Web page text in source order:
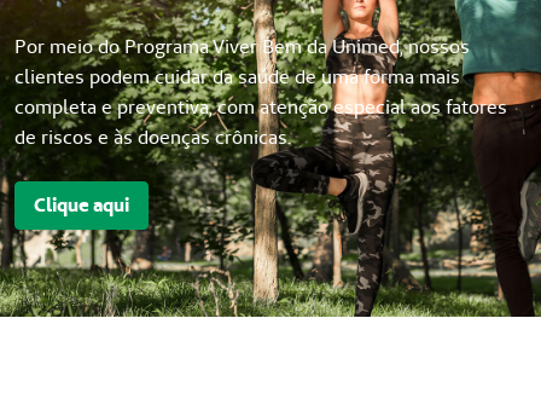
Por meio do Programa Viver Bem da Unimed, nossos
clientes podem cuidar da saúde de uma forma mais
completa e preventiva, com atenção especial aos fatores
de riscos e às doenças crônicas.
Clique aqui